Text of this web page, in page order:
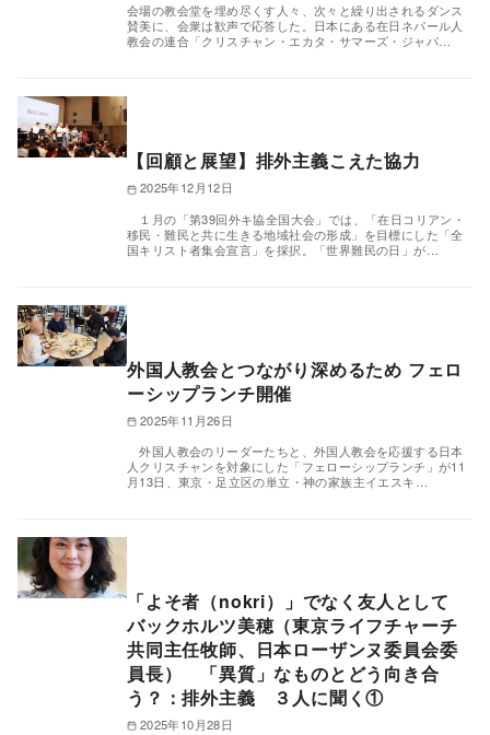
会場の教会堂を埋め尽くす人々、次々と繰り出されるダンス
賛美に、会衆は歓声で応答した。日本にある在日ネパール人
教会の連合「クリスチャン・エカタ・サマーズ・ジャパ…
【回顧と展望】排外主義こえた協力
2025年12月12日
１月の「第39回外キ協全国大会」では、「在日コリアン・
移民・難民と共に生きる地域社会の形成」を目標にした「全
国キリスト者集会宣言」を採択。「世界難民の日」が…
外国人教会とつながり深めるため フェロ
ーシップランチ開催
2025年11月26日
外国人教会のリーダーたちと、外国人教会を応援する日本
人クリスチャンを対象にした「フェローシップランチ」が11
月13日、東京・足立区の単立・神の家族主イエスキ…
「よそ者（nokri）」でなく友人として
バックホルツ美穂（東京ライフチャーチ
共同主任牧師、日本ローザンヌ委員会委
員長） 「異質」なものとどう向き合
う？：排外主義 ３人に聞く①
2025年10月28日